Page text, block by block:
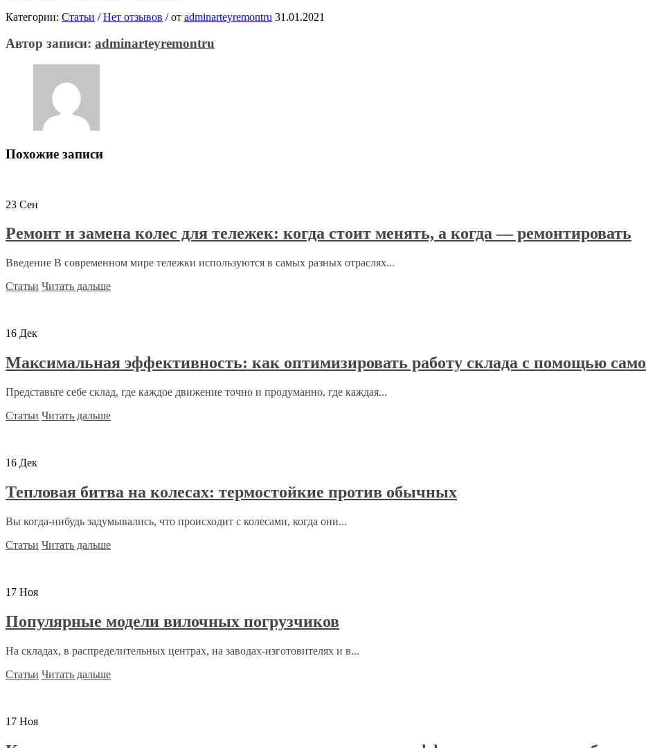
Категории: Статьи / Нет отзывов /от adminarteyremontru 31.01.2021
Автор записи: adminarteyremontru
Похожие записи
23 Сен
Ремонт и замена колес для тележек: когда стоит менять, а когда — ремонтировать
Введение В современном мире тележки используются в самых разных отраслях...
Статьи Читать дальше
16 Дек
Максимальная эффективность: как оптимизировать работу склада с помощью
Представьте себе склад, где каждое движение точно и продуманно, где каждая...
Статьи Читать дальше
16 Дек
Тепловая битва на колесах: термостойкие против обычных
Вы когда-нибудь задумывались, что происходит с колесами, когда они...
Статьи Читать дальше
17 Ноя
Популярные модели вилочных погрузчиков
На складах, в распределительных центрах, на заводах-изготовителях и в...
Статьи Читать дальше
17 Ноя